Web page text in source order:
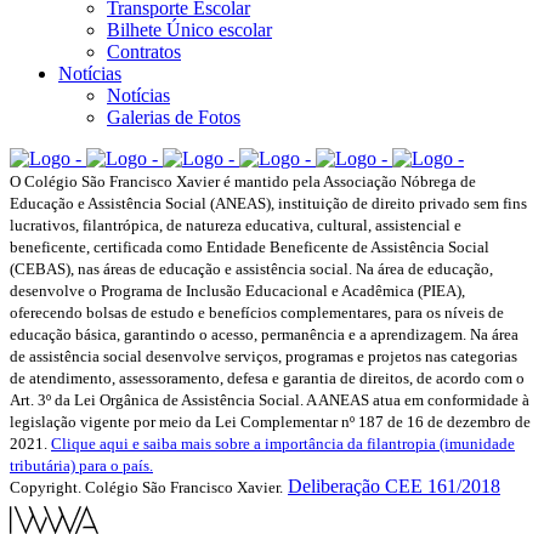
Transporte Escolar
Bilhete Único escolar
Contratos
Notícias
Notícias
Galerias de Fotos
O Colégio São Francisco Xavier é mantido pela Associação Nóbrega de
Educação e Assistência Social (ANEAS), instituição de direito privado sem fins
lucrativos, filantrópica, de natureza educativa, cultural, assistencial e
beneficente, certificada como Entidade Beneficente de Assistência Social
(CEBAS), nas áreas de educação e assistência social. Na área de educação,
desenvolve o Programa de Inclusão Educacional e Acadêmica (PIEA),
oferecendo bolsas de estudo e benefícios complementares, para os níveis de
educação básica, garantindo o acesso, permanência e a aprendizagem. Na área
de assistência social desenvolve serviços, programas e projetos nas categorias
de atendimento, assessoramento, defesa e garantia de direitos, de acordo com o
Art. 3º da Lei Orgânica de Assistência Social. A ANEAS atua em conformidade à
legislação vigente por meio da Lei Complementar nº 187 de 16 de dezembro de
2021. Clique aqui e saiba mais sobre a importância da filantropia (imunidade
tributária) para o país.
Copyright. Colégio São Francisco Xavier. Deliberação CEE 161/2018